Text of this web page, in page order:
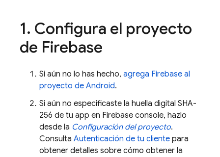
1. Configura el proyecto
de Firebase
Si aún no lo has hecho, agrega Firebase al
proyecto de Android.
Si aún no especificaste la huella digital SHA-
256 de tu app en Firebase console, hazlo
desde la Configuración del proyecto.
Consulta Autenticación de tu cliente para
obtener detalles sobre cómo obtener la